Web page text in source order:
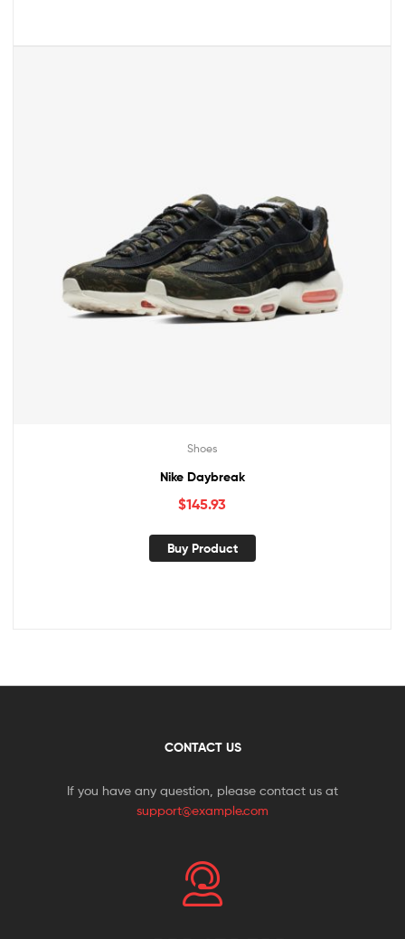
Shoes
Nike Daybreak
$145.93
Buy Product
CONTACT US
If you have any question, please contact us at
support@example.com